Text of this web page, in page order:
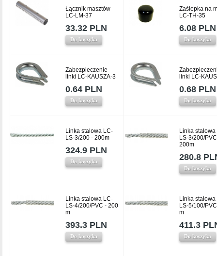
Łącznik masztów
LC-LM-37
33.32 PLN
Do koszyka
Zaślepka na
LC-TH-35
6.08 PLN
Do koszyka
Zabezpieczenie
linki LC-KAUSZA-3
0.64 PLN
Do koszyka
linki LC-
0.68 PLN
Do koszyka
Linka stalowa LC-
LS-3/200 - 200m
324.9 PLN
Do koszyka
Linka stalowa
LS-3/200/
200m
280.8
Do koszyka
Linka stalowa LC-
LS-4/200/PVC - 200
m
393.3 PLN
Do koszyka
Linka stalowa
LS-5/100/
m
411.3
Do koszyka